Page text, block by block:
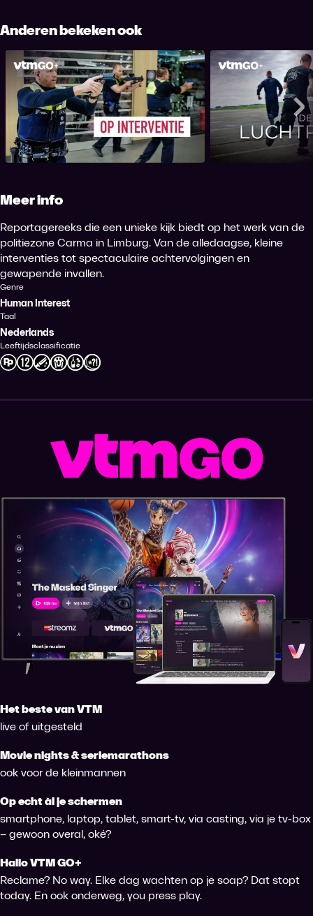
Anderen bekeken ook
Op Interventie De
Meer info
Reportagereeks die een unieke kijk biedt op het werk van de
politiezone Carma in Limburg. Van de alledaagse, kleine
interventies tot spectaculaire achtervolgingen en
gewapende invallen.
Genre
Human Interest
Taal
Nederlands
Leeftijdsclassificatie
Het beste van VTM
live of uitgesteld
Movie nights & seriemarathons
ook voor de kleinmannen
Op echt àl je schermen
smartphone, laptop, tablet, smart-tv, via casting, via je tv-box
– gewoon overal, oké?
Hallo VTM GO+
Reclame? No way. Elke dag wachten op je soap? Dat stopt
today. En ook onderweg, you press play.